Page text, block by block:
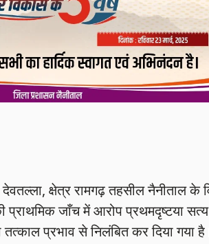
क्षेत्र रामगढ़ तहसील नैनीताल के
प्राथमिक जाँच में आरोप प्रथमदृष्टया
तत्काल प्रभाव से निलंबित कर दिया गया